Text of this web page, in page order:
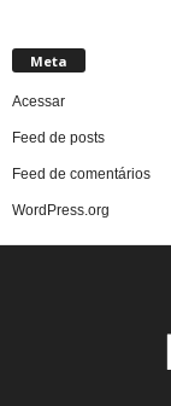
Meta
Acessar
Feed de posts
Feed de comentários
WordPress.org